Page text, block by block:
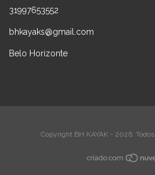
31997653552
bhkayaks@gmail.com
Belo Horizonte
Copyright BH KAYAK - 2026.